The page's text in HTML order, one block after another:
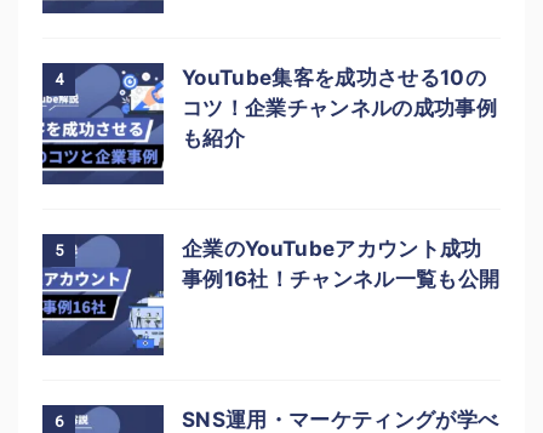
4
YouTube集客を成功させる10の
コツ！企業チャンネルの成功事例
も紹介
5
企業のYouTubeアカウント成功
事例16社！チャンネル一覧も公開
6
SNS運用・マーケティングが学べ